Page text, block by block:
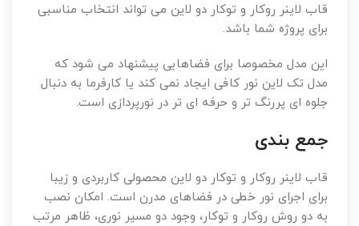
قاب لاینر روکار و توکار دو لاین می تواند انتخاب مناسبی
برای پروژه شما باشد.
این مدل مخصوصا برای فضاهایی پیشنهاد می شود که
مدل تک لاین نور کافی ایجاد نمی کند یا کارفرما به دنبال
جلوه ای پررنگ تر و حرفه ای تر در نورپردازی است.
جمع بندی
قاب لاینر روکار و توکار دو لاین محصولی کاربردی و زیبا
برای اجرای نور خطی در فضاهای مدرن است. امکان نصب
به دو روش روکار و توکار، وجود دو مسیر نوری، ظاهر مرتب